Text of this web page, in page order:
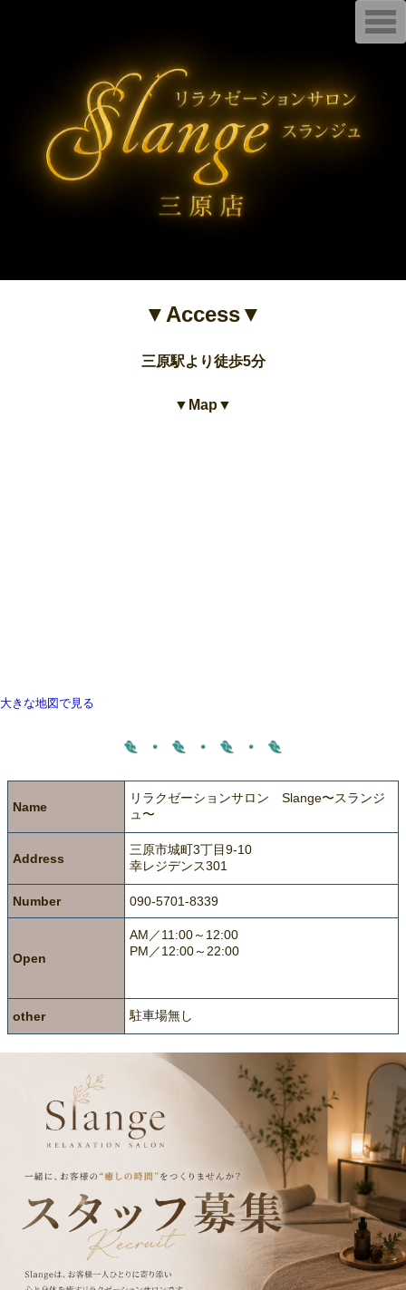
▼Access▼
三原駅より徒歩5分
▼Map▼
大きな地図で見る
Name
リラクゼーションサロン Slange〜スランジ
ュ〜
Address
三原市城町3丁目9-10
幸レジデンス301
Number 090-5701-8339
Open
AM／11:00～12:00
PM／12:00～22:00
other 駐車場無し
T
o
g